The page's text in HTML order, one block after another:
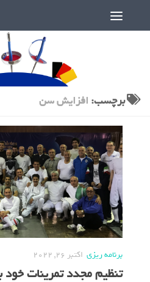
برچسب:افزایش سن
برنامه ریزی اکتبر 26, 2022
تنظیم مجدد تمرینات خود